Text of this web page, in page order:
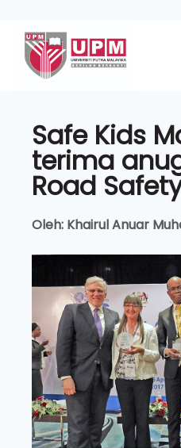
Safe Kids
terima
Road
Oleh: Khairul Anuar